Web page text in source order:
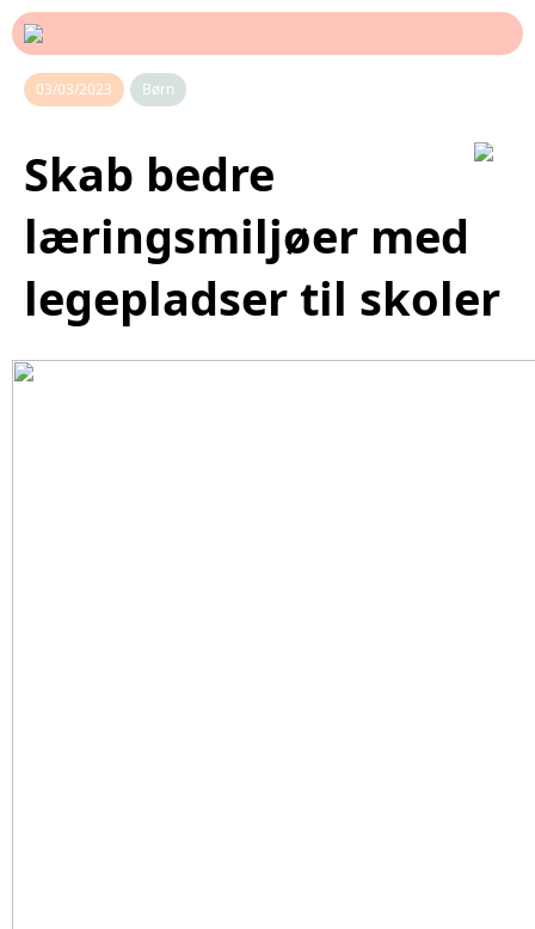
03/03/2023 Børn
Skab bedre
læringsmiljøer med
legepladser til skoler